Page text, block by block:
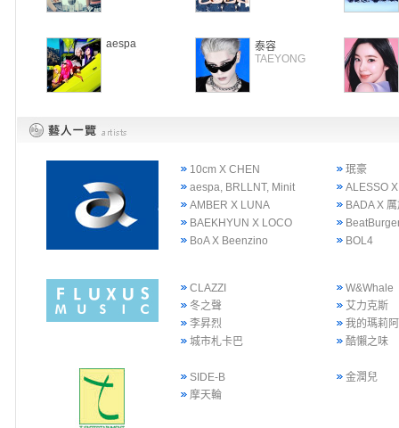
aespa
泰容
TAEYONG
10cm X CHEN
珉豪
aespa, BRLLNT, Minit
ALESSO
AMBER X LUNA
BADA X
BAEKHYUN X LOCO
BoA X Beenzino
BOL4
CLAZZI
W&Whale
冬之聲
艾力克斯
李昇烈
我的瑪莉
城市札卡巴
酷懶之味
SIDE-B
金潤兒
摩天輪